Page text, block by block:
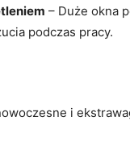
– Duże okna
⁤podczas pracy.
i